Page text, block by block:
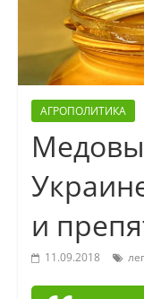
АГРОПОЛИТИКА
и
11.09.2018